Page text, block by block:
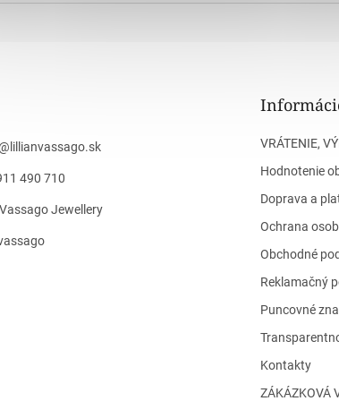
lillianvassago.sk
490 710
Jewellery
VRÁTENIE,
Hodnotenie
Doprava a
Ochrana
Obchodné
Reklamačný
Puncovné
Kontakty
ZÁKÁZKOVÁ